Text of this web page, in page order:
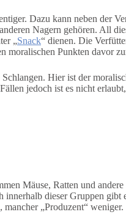
Dazu kann neben der
Nagern gehören. All
„Snack“ dienen. Die
moralischen Punkten davor
Hier ist der
jedoch ist es nicht
Mäuse, Ratten und
dieser Gruppen
, mancher „Produzent“